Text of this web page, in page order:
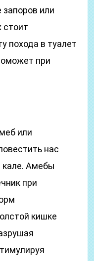
запоров или
стоит
похода в туалет
при
или
нас
кале. Амебы
при
кишке